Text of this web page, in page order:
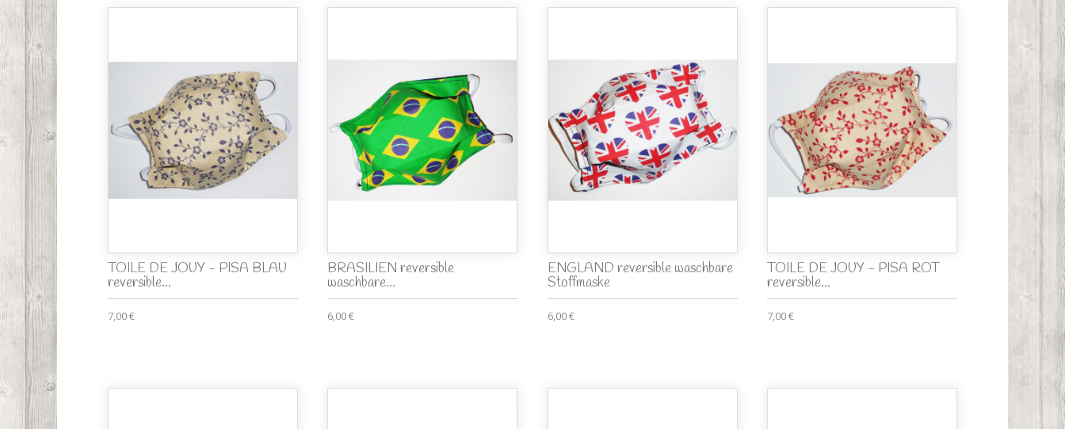
TOILE DE JOUY - PISA BLAU
reversible...
7,00 €
BRASILIEN reversible
waschbare...
6,00 €
ENGLAND reversible waschbare
Stoffmaske
6,00 €
TOILE DE JOUY - PISA ROT
reversible...
7,00 €